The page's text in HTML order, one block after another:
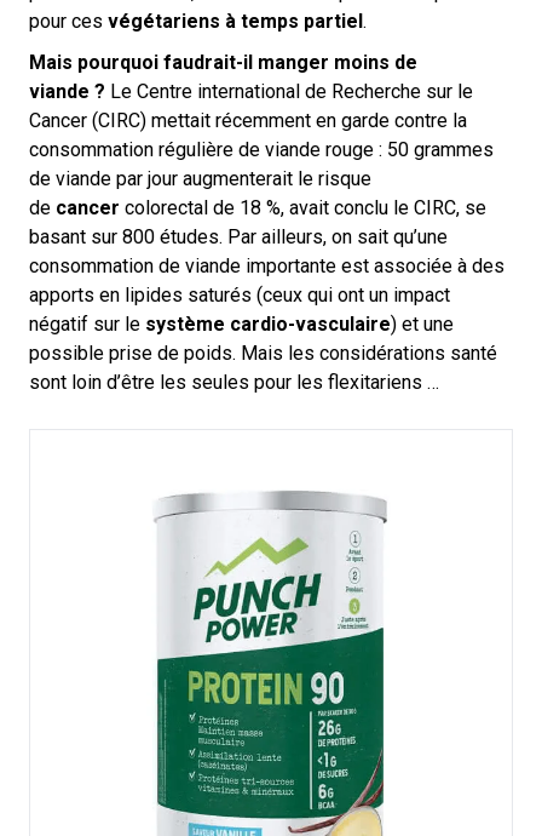
pour ces végétariens à temps partiel.
Mais pourquoi faudrait-il manger moins de
viande ? Le Centre international de Recherche sur le
Cancer (CIRC) mettait récemment en garde contre la
consommation régulière de viande rouge : 50 grammes
de viande par jour augmenterait le risque
de cancer colorectal de 18 %, avait conclu le CIRC, se
basant sur 800 études. Par ailleurs, on sait qu’une
consommation de viande importante est associée à des
apports en lipides saturés (ceux qui ont un impact
négatif sur le système cardio-vasculaire) et une
possible prise de poids. Mais les considérations santé
sont loin d’être les seules pour les flexitariens …